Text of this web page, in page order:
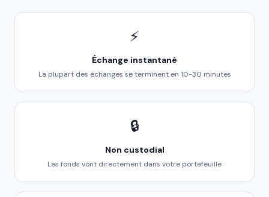
⚡
Échange instantané
La plupart des échanges se terminent en 10-30 minutes
🔒
Non custodial
Les fonds vont directement dans votre portefeuille